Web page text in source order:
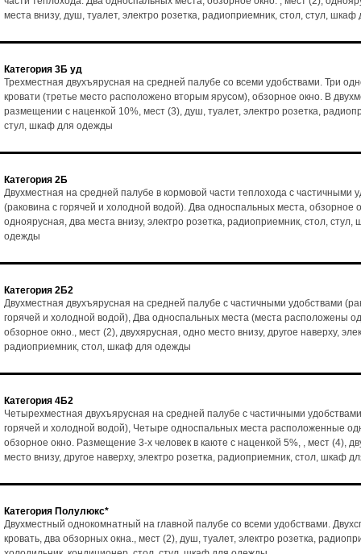
места внизу, душ, туалет, электро розетка, радиоприемник, стол, стул,
Категория 3Б уд
Трехместная двухъярусная на средней палубе со всеми удобствами. Три
кровати (третье место расположено вторым ярусом), обзорное окно. В
размещении с наценкой 10%, мест (3), душ, туалет, электро розетка,
стул, шкаф для одежды
Категория 2Б
Двухместная на средней палубе в кормовой части теплохода с частичными
(раковина с горячей и холодной водой). Два односпальных места, обзорное
одноярусная, два места внизу, электро розетка, радиоприемник, стол, стул,
одежды
Категория 2Б2
Двухместная двухъярусная на средней палубе с частичными удобствами
горячей и холодной водой), Два односпальных места (места расположены
обзорное окно., мест (2), двухярусная, одно место внизу, другое наверху,
радиоприемник, стол, шкаф для одежды
Категория 4Б2
Четырехместная двухъярусная на средней палубе с частичными
горячей и холодной водой), Четыре односпальных места расположенные
обзорное окно. Размещение 3-х человек в каюте с наценкой 5%, , мест (4),
место внизу, другое наверху, электро розетка, радиоприемник, стол, шкаф
Категория Полулюкс*
Двухместный однокомнатный на главной палубе со всеми удобствами.
кровать, два обзорных окна., мест (2), душ, туалет, электро розетка,